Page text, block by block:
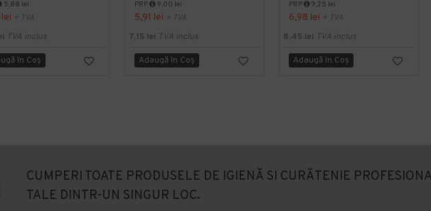
5,88 lei
+ TVA
TVA inclus
în Coş
PRP 9,00 lei
5,91 lei + TVA
7,15 lei TVA inclus
Adaugă în Coş
PRP 9,25 lei
6,98 lei + TVA
8,45 lei TVA inclus
Adaugă în Coş
CUMPERI TOATE PRODUSELE DE IGIENĂ SI CURĂTENIE
TALE DINTR-UN SINGUR LOC.